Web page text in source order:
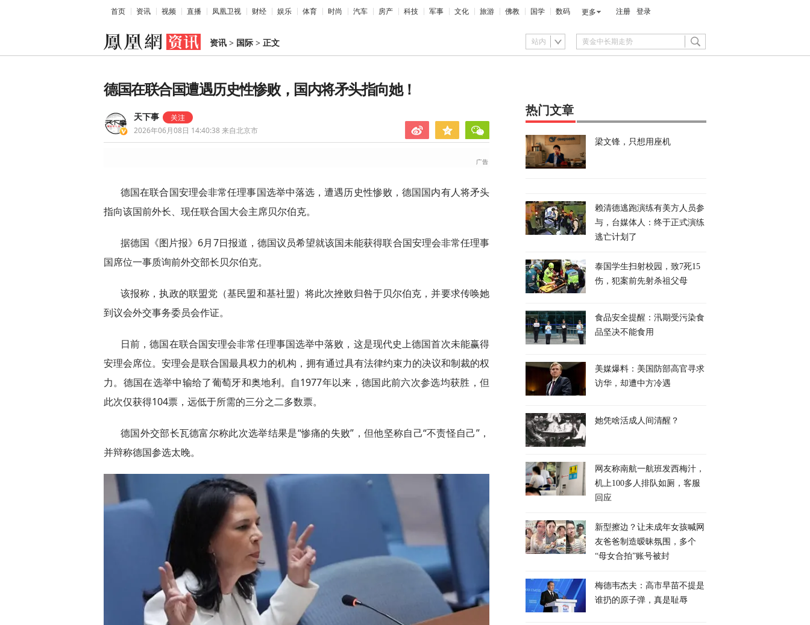
首页 资讯 视频 直播 凤凰卫视 财经 娱乐 体育 时尚 汽车 房产 科技 军事 文化 旅游 佛教 国学 数码 更多 注册 登录
资讯 > 国际 > 正文 站内
德国在联合国遭遇历史性惨败，国内将矛头指向她！
天下事
2026年06月08日 14:40:38 来自北京市
德国在联合国安理会非常任理事国选举中落选，遭遇历史性惨败，德国国内有人将矛头
指向该国前外长、现任联合国大会主席贝尔伯克。
据德国《图片报》6月7日报道，德国议员希望就该国未能获得联合国安理会非常任理事
国席位一事质询前外交部长贝尔伯克。
该报称，执政的联盟党（基民盟和基社盟）将此次挫败归咎于贝尔伯克，并要求传唤她
到议会外交事务委员会作证。
日前，德国在联合国安理会非常任理事国选举中落败，这是现代史上德国首次未能赢得
安理会席位。安理会是联合国最具权力的机构，拥有通过具有法律约束力的决议和制裁的权
力。德国在选举中输给了葡萄牙和奥地利。自1977年以来，德国此前六次参选均获胜，但
此次仅获得104票，远低于所需的三分之二多数票。
德国外交部长瓦德富尔称此次选举结果是“惨痛的失败”，但他坚称自己“不责怪自己”，
并辩称德国参选太晚。
热门文章
梁文锋，只想用座机
赖清德逃跑演练有美方人员参
与，台媒体人：终于正式演练
逃亡计划了
泰国学生扫射校园，致7死15
伤，犯案前先射杀祖父母
食品安全提醒：汛期受污染食
品坚决不能食用
美媒爆料：美国防部高官寻求
访华，却遭中方冷遇
她凭啥活成人间清醒？
网友称南航一航班发西梅汁，
机上100多人排队如厕，客服
回应
新型擦边？让未成年女孩喊网
友爸爸制造暧昧氛围，多个
“母女合拍”账号被封
梅德韦杰夫：高市早苗不提是
谁扔的原子弹，真是耻辱